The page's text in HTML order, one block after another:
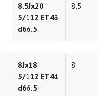
8.5Jx20
5/112 ET43
d66.5
8.5
8Jx18
5/112 ET41
d66.5
8